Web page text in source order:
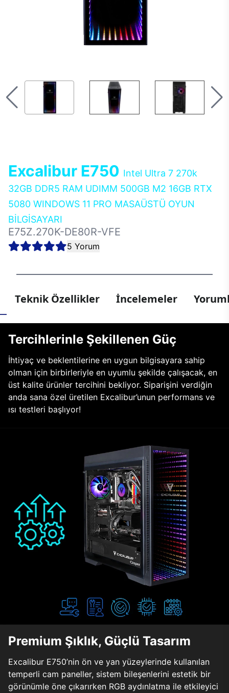
Excalibur E750 Intel Ultra 7 270k
32GB DDR5 RAM UDIMM 500GB M2 16GB RTX
5080 WINDOWS 11 PRO MASAÜSTÜ OYUN
BİLGİSAYARI
E75Z.270K-DE80R-VFE
5 Yorum
Teknik Özellikler İncelemeler
Tercihlerinle Şekillenen Güç
İhtiyaç ve beklentilerine en uygun bilgisayara sahip
olman için birbirleriyle en uyumlu şekilde çalışacak, en
üst kalite ürünler tercihini bekliyor. Siparişini verdiğin
anda sana özel üretilen Excalibur’unun performans ve
ısı testleri başlıyor!
Premium Şıklık, Güçlü Tasarım
Excalibur E750’nin ön ve yan yüzeylerinde kullanılan
temperli cam paneller, sistem bileşenlerini estetik bir
görünümle öne çıkarırken RGB aydınlatma ile etkileyici